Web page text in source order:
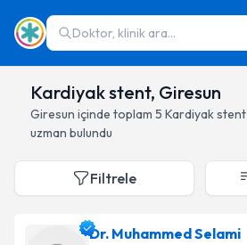
Doktor, klinik ara...
Kardiyak stent, Giresun
Giresun içinde toplam 5 Kardiyak stent
uzman bulundu
Filtrele
Dr. Muhammed Selami